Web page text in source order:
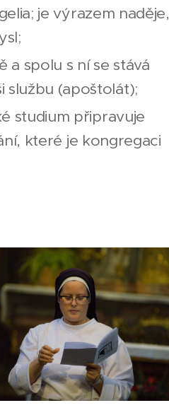
je výrazem naděje,
a spolu s ní se stává
službu (apoštolát);
studium připravuje
je kongregaci